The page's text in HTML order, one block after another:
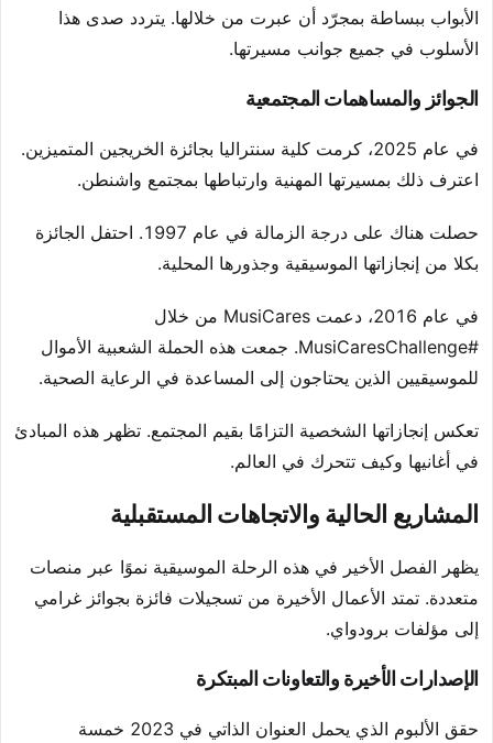
الأبواب ببساطة بمجرّد أن عبرت من خلالها. يتردد صدى هذا
الأسلوب في جميع جوانب مسيرتها.
الجوائز والمساهمات المجتمعية
في عام 2025، كرمت كلية سنتراليا بجائزة الخريجين المتميزين.
اعترف ذلك بمسيرتها المهنية وارتباطها بمجتمع واشنطن.
حصلت هناك على درجة الزمالة في عام 1997. احتفل الجائزة
بكلا من إنجازاتها الموسيقية وجذورها المحلية.
في عام 2016، دعمت MusiCares من خلال
#MusiCaresChallenge. جمعت هذه الحملة الشعبية الأموال
للموسيقيين الذين يحتاجون إلى المساعدة في الرعاية الصحية.
تعكس إنجازاتها الشخصية التزامًا بقيم المجتمع. تظهر هذه المبادئ
في أغانيها وكيف تتحرك في العالم.
المشاريع الحالية والاتجاهات المستقبلية
يظهر الفصل الأخير في هذه الرحلة الموسيقية نموًا عبر منصات
متعددة. تمتد الأعمال الأخيرة من تسجيلات فائزة بجوائز غرامي
إلى مؤلفات برودواي.
الإصدارات الأخيرة والتعاونات المبتكرة
حقق الألبوم الذي يحمل العنوان الذاتي في 2023 خمسة